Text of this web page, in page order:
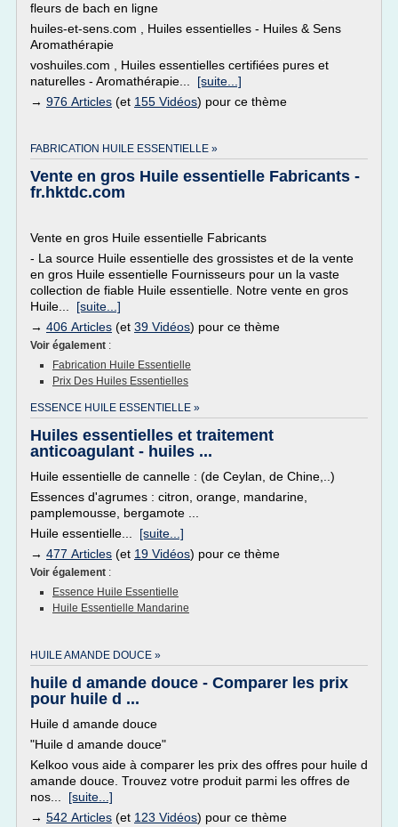
fleurs de bach en ligne
huiles-et-sens.com , Huiles essentielles - Huiles & Sens
Aromathérapie
voshuiles.com , Huiles essentielles certifiées pures et
naturelles - Aromathérapie... [suite...]
→ 976 Articles (et 155 Vidéos) pour ce thème
FABRICATION HUILE ESSENTIELLE »
Vente en gros Huile essentielle Fabricants -
fr.hktdc.com
Vente en gros Huile essentielle Fabricants
- La source Huile essentielle des grossistes et de la vente
en gros Huile essentielle Fournisseurs pour un la vaste
collection de fiable Huile essentielle. Notre vente en gros
Huile... [suite...]
→ 406 Articles (et 39 Vidéos) pour ce thème
Voir également :
Fabrication Huile Essentielle
Prix Des Huiles Essentielles
ESSENCE HUILE ESSENTIELLE »
Huiles essentielles et traitement
anticoagulant - huiles ...
Huile essentielle de cannelle : (de Ceylan, de Chine,..)
Essences d'agrumes : citron, orange, mandarine,
pamplemousse, bergamote ...
Huile essentielle... [suite...]
→ 477 Articles (et 19 Vidéos) pour ce thème
Voir également :
Essence Huile Essentielle
Huile Essentielle Mandarine
HUILE AMANDE DOUCE »
huile d amande douce - Comparer les prix
pour huile d ...
Huile d amande douce
"Huile d amande douce"
Kelkoo vous aide à comparer les prix des offres pour huile d
amande douce. Trouvez votre produit parmi les offres de
nos... [suite...]
→ 542 Articles (et 123 Vidéos) pour ce thème